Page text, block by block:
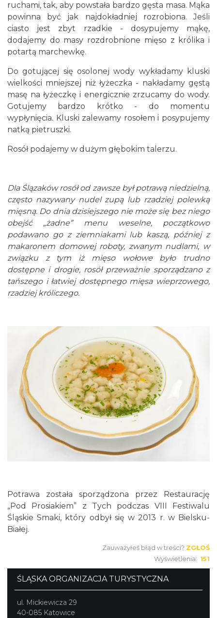
ruchami, tak, aby powstała bardzo gęsta masa. Mąka
powinna być jak najdokładniej rozrobiona. Jeśli
ciasto jest zbyt rzadkie - dosypujemy mąkę,
dodajemy do masy rozdrobnione mięso z królika i
potartą marchewkę.
Do gotującej się osolonej wody wykładamy kluski
wielkości mniejszej niż łyżeczka - nakładamy gęstą
masę na łyżeczkę i energicznie zrzucamy do wody.
Gotujemy bardzo krótko - do momentu
wypłynięcia. Kluski zalewamy rosołem i posypujemy
natką pietruszki.
Rosół podajemy w dużym głębokim talerzu.
Dla Ślązaków rosół od zawsze był potrawą niedzielną,
często nazywany nudel zupą lub rzadziej polewką
mięsną. Do dnia dzisiejszego nie może się bez niego
obejść „żadne” menu weselne, początkowo
podawano go z ziemniakami lub kaszą, później z
makaronem domowej roboty, zwanym nudlami, w
związku z tym iż mięso wołowe było trudno
dostępne i drogie, rosół przeważnie sporządzano z
tańszego i łatwiej dostępnego mięsa wieprzowego,
rzadziej króliczego.
Potrawa została sporządzona przez Restaurację
„Pod Prosiakiem” z Tych podczas VIII Festiwalu
Śląskie Smaki, który odbył się w 2013 r. w Bielsku-
Białej.
Zauważyłeś błąd w treści? ZGŁOŚ
Wyświetlenia: 151
ŚLĄSKA ORGANIZACJA TURYSTYCZNA
ul. Mickiewicza 29
40-085 Katowice